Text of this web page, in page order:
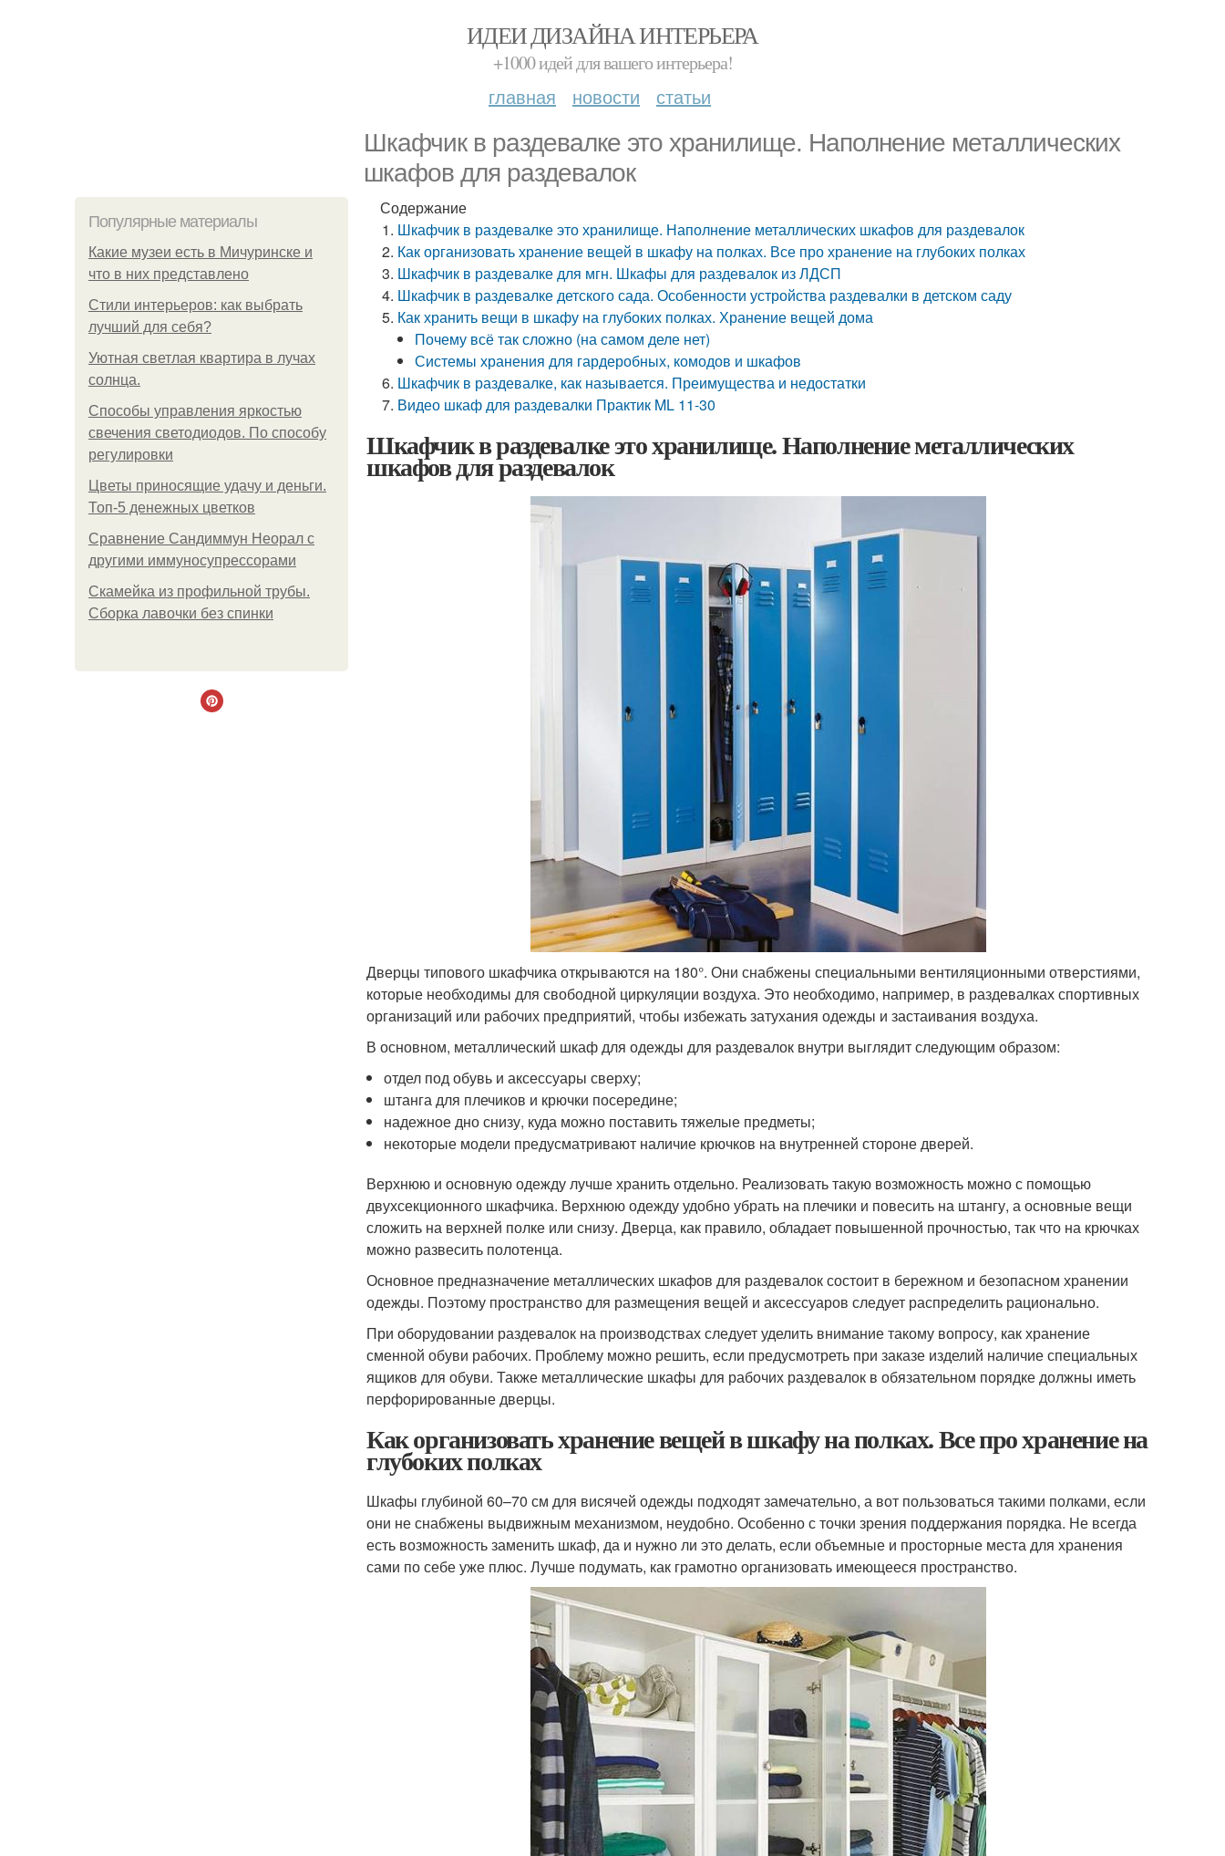
ИДЕИ ДИЗАЙНА ИНТЕРЬЕРА
+1000 идей для вашего интерьера!
главная новости статьи
Шкафчик в раздевалке это хранилище. Наполнение металлических
шкафов для раздевалок
Популярные материалы
Какие музеи есть в Мичуринске и
что в них представлено
Стили интерьеров: как выбрать
лучший для себя?
Уютная светлая квартира в лучах
солнца.
Способы управления яркостью
свечения светодиодов. По способу
регулировки
Цветы приносящие удачу и деньги.
Топ-5 денежных цветков
Сравнение Сандиммун Неорал с
другими иммуносупрессорами
Скамейка из профильной трубы.
Сборка лавочки без спинки
Содержание
Шкафчик в раздевалке это хранилище. Наполнение металлических шкафов для раздевалок
Как организовать хранение вещей в шкафу на полках. Все про хранение на глубоких полках
Шкафчик в раздевалке для мгн. Шкафы для раздевалок из ЛДСП
Шкафчик в раздевалке детского сада. Особенности устройства раздевалки в детском саду
Как хранить вещи в шкафу на глубоких полках. Хранение вещей дома
Почему всё так сложно (на самом деле нет)
Системы хранения для гардеробных, комодов и шкафов
Шкафчик в раздевалке, как называется. Преимущества и недостатки
Видео шкаф для раздевалки Практик ML 11-30
Шкафчик в раздевалке это хранилище. Наполнение металлических
шкафов для раздевалок
Дверцы типового шкафчика открываются на 180°. Они снабжены специальными вентиляционными отверстиями,
которые необходимы для свободной циркуляции воздуха. Это необходимо, например, в раздевалках спортивных
организаций или рабочих предприятий, чтобы избежать затухания одежды и застаивания воздуха.
В основном, металлический шкаф для одежды для раздевалок внутри выглядит следующим образом:
отдел под обувь и аксессуары сверху;
штанга для плечиков и крючки посередине;
надежное дно снизу, куда можно поставить тяжелые предметы;
некоторые модели предусматривают наличие крючков на внутренней стороне дверей.
Верхнюю и основную одежду лучше хранить отдельно. Реализовать такую возможность можно с помощью
двухсекционного шкафчика. Верхнюю одежду удобно убрать на плечики и повесить на штангу, а основные вещи
сложить на верхней полке или снизу. Дверца, как правило, обладает повышенной прочностью, так что на крючках
можно развесить полотенца.
Основное предназначение металлических шкафов для раздевалок состоит в бережном и безопасном хранении
одежды. Поэтому пространство для размещения вещей и аксессуаров следует распределить рационально.
При оборудовании раздевалок на производствах следует уделить внимание такому вопросу, как хранение
сменной обуви рабочих. Проблему можно решить, если предусмотреть при заказе изделий наличие специальных
ящиков для обуви. Также металлические шкафы для рабочих раздевалок в обязательном порядке должны иметь
перфорированные дверцы.
Как организовать хранение вещей в шкафу на полках. Все про хранение на
глубоких полках
Шкафы глубиной 60–70 см для висячей одежды подходят замечательно, а вот пользоваться такими полками, если
они не снабжены выдвижным механизмом, неудобно. Особенно с точки зрения поддержания порядка. Не всегда
есть возможность заменить шкаф, да и нужно ли это делать, если объемные и просторные места для хранения
сами по себе уже плюс. Лучше подумать, как грамотно организовать имеющееся пространство.